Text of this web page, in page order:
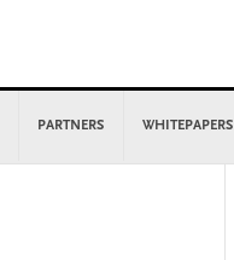
PARTNERS WHITEPAPERS